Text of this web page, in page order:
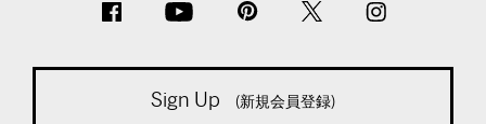
Sign Up (新規会員登録)